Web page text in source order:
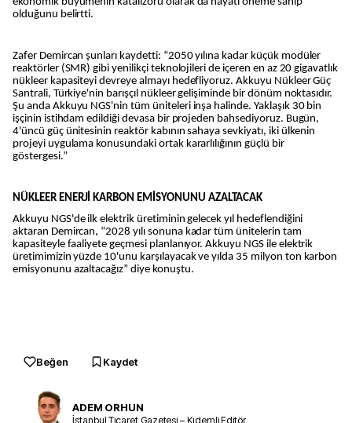
olduğunu belirtti.
Zafer Demircan şunları kaydetti: “2050 yılına kadar küçük modüler
reaktörler (SMR) gibi yenilikçi teknolojileri de içeren en az 20 gigavatlık
nükleer kapasiteyi devreye almayı hedefliyoruz. Akkuyu Nükleer Güç
Santrali, Türkiye'nin barışçıl nükleer gelişiminde bir dönüm noktasıdır.
Şu anda Akkuyu NGS'nin tüm üniteleri inşa halinde. Yaklaşık 30 bin
işçinin istihdam edildiği devasa bir projeden bahsediyoruz. Bugün,
4'üncü güç ünitesinin reaktör kabının sahaya sevkiyatı, iki ülkenin
projeyi uygulama konusundaki ortak kararlılığının güçlü bir
göstergesi.”
NÜKLEER ENERJİ KARBON EMİSYONUNU AZALTACAK
Akkuyu NGS'de ilk elektrik üretiminin gelecek yıl hedeflendiğini
aktaran Demircan, “2028 yılı sonuna kadar tüm ünitelerin tam
kapasiteyle faaliyete geçmesi planlanıyor. Akkuyu NGS ile elektrik
üretimimizin yüzde 10'unu karşılayacak ve yılda 35 milyon ton karbon
emisyonunu azaltacağız” diye konuştu.
Beğen Kaydet
ADEM ORHUN
İstanbul Ticaret Gazetesi – Kıdemli Editör